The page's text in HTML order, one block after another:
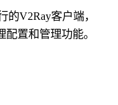
的V2Ray客户端，
置和管理功能。